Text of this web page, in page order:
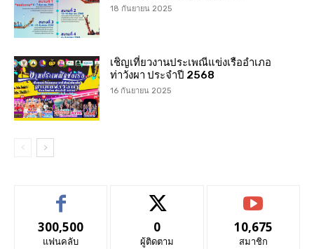
18 กันยายน 2025
เชิญเที่ยวงานประเพณีแข่งเรืออำเภอ
ท่าวังผา ประจำปี 2568
16 กันยายน 2025
300,500
แฟนคลับ
0
ผู้ติดตาม
10,675
สมาชิก